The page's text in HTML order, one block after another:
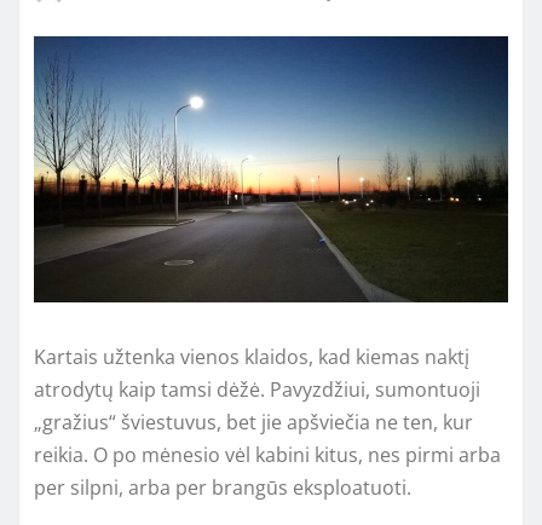
Kartais užtenka vienos klaidos, kad kiemas naktį
atrodytų kaip tamsi dėžė. Pavyzdžiui, sumontuoji
„gražius“ šviestuvus, bet jie apšviečia ne ten, kur
reikia. O po mėnesio vėl kabini kitus, nes pirmi arba
per silpni, arba per brangūs eksploatuoti.